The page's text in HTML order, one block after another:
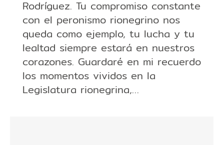
Rodríguez. Tu compromiso constante
con el peronismo rionegrino nos
queda como ejemplo, tu lucha y tu
lealtad siempre estará en nuestros
corazones. Guardaré en mi recuerdo
los momentos vividos en la
Legislatura rionegrina,…